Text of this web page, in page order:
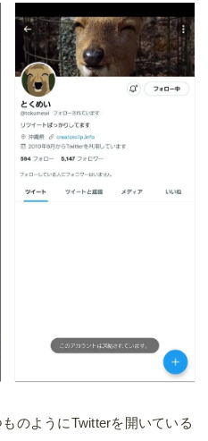
のようにTwitterを開いている